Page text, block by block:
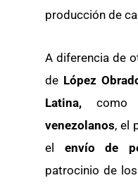
producción de
A diferencia de
de López
Latina, como
venezolanos, el
el envío de
patrocinio de